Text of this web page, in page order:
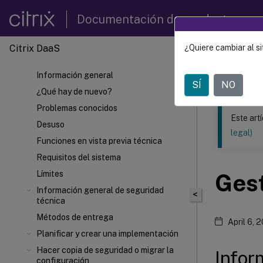
Documentación de productos
Citrix DaaS
Información general
¿Qué hay de nuevo?
Problemas conocidos
Desuso
Funciones en vista previa técnica
Requisitos del sistema
Límites
Información general de seguridad
técnica
Métodos de entrega
Planificar y crear una implementación
Hacer copia de seguridad o migrar la
configuración
Este
Citrix
<
Este
legal)
April 6,
¿Quiere cambiar al
SÍ NO